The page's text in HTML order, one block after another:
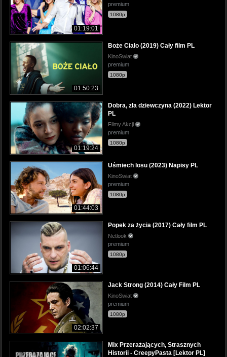
01:19:01
premium
1080p
01:50:23
Boże Ciało (2019) Cały film PL
KinoSwiat
premium
1080p
01:19:24
Dobra, zła dziewczyna (2022) Lektor
PL
Filmy Akcji
premium
1080p
01:44:03
Uśmiech losu (2023) Napisy PL
KinoSwiat
premium
1080p
01:06:44
Popek za życia (2017) Cały film PL
Netlook
premium
1080p
02:02:37
Jack Strong (2014) Cały Film PL
KinoSwiat
premium
1080p
Mix Przerażających, Strasznych
Historii - CreepyPasta [Lektor PL]